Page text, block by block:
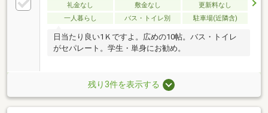
礼金なし 敷金なし
更新料なし
一人暮らし
バス・トイレ別 駐車場(近隣含)
日当たり良い1Ｋですよ。広めの10帖。バス・トイレ
がセパレート。学生・単身にお勧め。
残り3件を表示する